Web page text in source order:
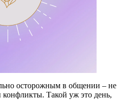
осторожным в общении – не
Такой уж это день,